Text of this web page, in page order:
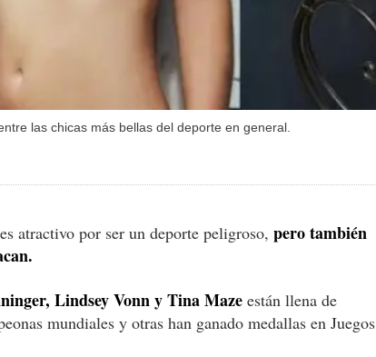
las chicas más bellas del deporte en general.
atractivo por ser un deporte peligroso, pero también
Lindsey Vonn y Tina Maze están llena de
mundiales y otras han ganado medallas en Juegos